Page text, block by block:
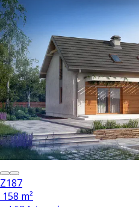
Z187
158 m²